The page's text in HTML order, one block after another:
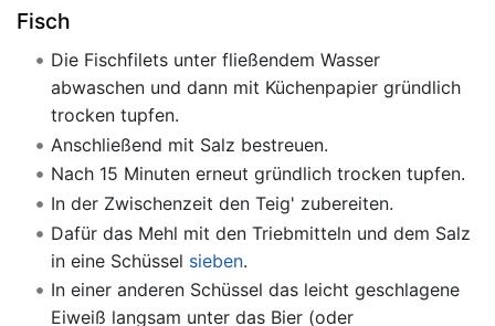
Fisch
Die Fischfilets unter fließendem Wasser
abwaschen und dann mit Küchenpapier gründlich
trocken tupfen.
Anschließend mit Salz bestreuen.
Nach 15 Minuten erneut gründlich trocken tupfen.
In der Zwischenzeit den Teig' zubereiten.
Dafür das Mehl mit den Triebmitteln und dem Salz
in eine Schüssel sieben.
In einer anderen Schüssel das leicht geschlagene
Eiweiß langsam unter das Bier (oder